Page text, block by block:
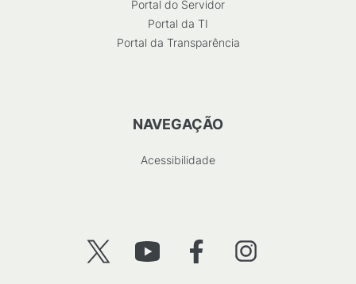
Portal do Servidor
Portal da TI
Portal da Transparência
NAVEGAÇÃO
Acessibilidade